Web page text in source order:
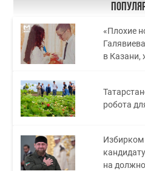
«Плохие
в Казани,
робота
Избирком
на